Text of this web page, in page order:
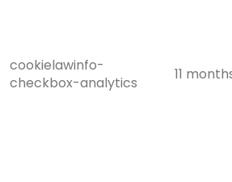
cookielawinfo-
checkbox-analytics
11